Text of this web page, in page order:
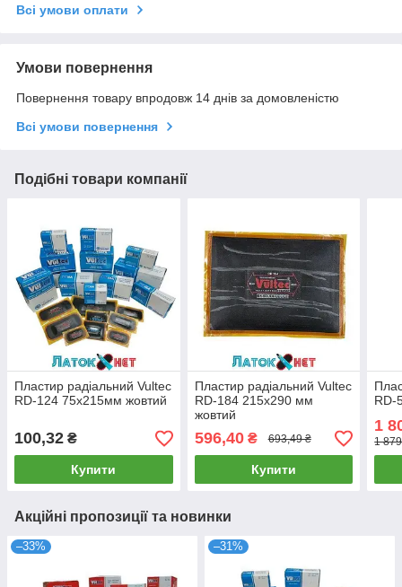
Всі умови оплати
Умови повернення
Повернення товару впродовж 14 днів за домовленістю
Всі умови повернення
Подібні товари компанії
Пластир радіальний Vultec
RD-124 75х215мм жовтий
100,32 ₴
Купити
Пластир радіальний Vultec
RD-184 215х290 мм
жовтий
596,40₴ 693,49 ₴
Купити
RD-
1
1
Акційні пропозиції та новинки
–33% –31%